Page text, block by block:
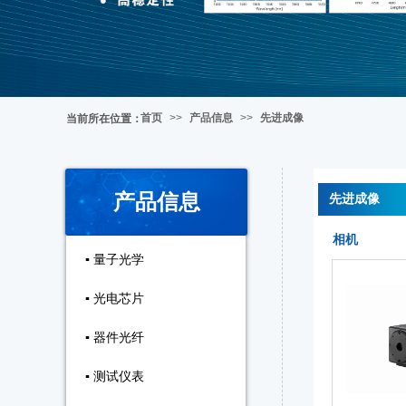
产品信息
首页 >> 产品信息 >> 先进成像
相机
先进成像
当前所在位置 ：
▪ 量子光学
▪ 光电芯片
▪ 器件光纤
▪ 测试仪表